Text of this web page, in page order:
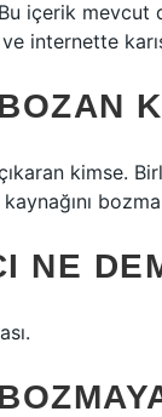
içerik
internette
kimse.
NE